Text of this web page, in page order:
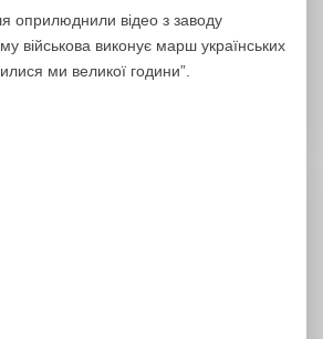
оприлюднили відео з заводу
військова виконує марш українських
ми великої години”.